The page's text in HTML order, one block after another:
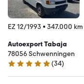
EZ 12/1993 • 347.000 km
Autoexport Tabaja
78056 Schwenningen
5 Sterne
(34)